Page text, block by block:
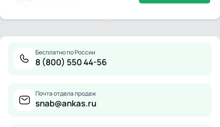
Бесплатно по России
8 (800) 550 44-56
Почта отдела продаж
snab@ankas.ru